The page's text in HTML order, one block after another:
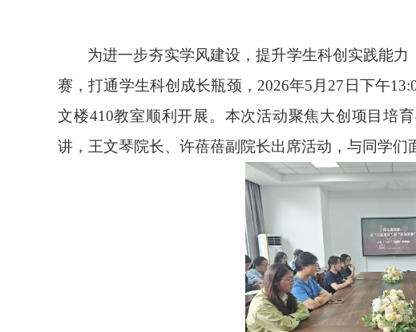
为进一步夯实学风建设，提升学生科创实践能
赛，打通学生科创成长瓶颈， 2026年5月27日下午
文楼410教室顺利开展。本次活动聚焦大创项目培
讲，王文琴院长、许蓓蓓副院长出席活动，与同学们